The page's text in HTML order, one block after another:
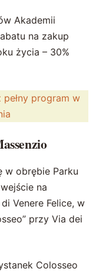
Akademii
na zakup
życia – 30%
pełny program w
w obrębie Parku
na
Venere Felice, w
przy Via dei
Colosseo